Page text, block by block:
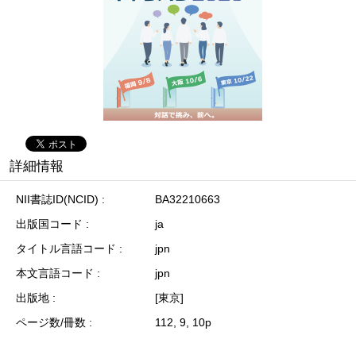
詳細情報
NII書誌ID(NCID)
BA32210663
出版国コード
ja
タイトル言語コード
jpn
本文言語コード
jpn
出版地
[東京]
ページ数/冊数
112, 9, 10p